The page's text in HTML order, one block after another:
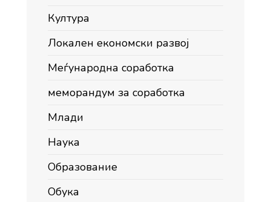
Култура
Локален економски развој
Меѓународна соработка
меморандум за соработка
Млади
Наука
Образование
Обука